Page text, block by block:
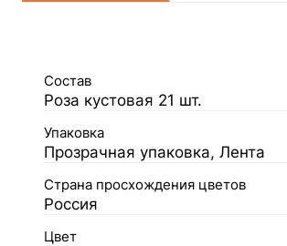
Состав
Роза кустовая 21 шт.
Упаковка
Прозрачная упаковка, Лента
Страна просхождения цветов
Россия
Цвет